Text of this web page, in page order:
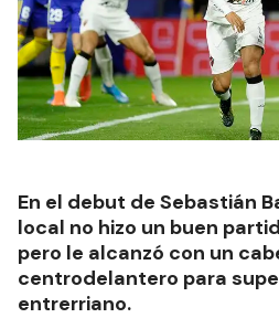
En el debut de Sebastián
local no hizo un buen
pero le alcanzó con un
centrodelantero para
entrerriano.